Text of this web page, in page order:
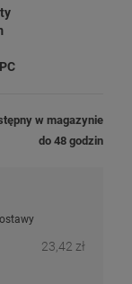
PC
w magazynie
do 48 godzin
23,42 zł